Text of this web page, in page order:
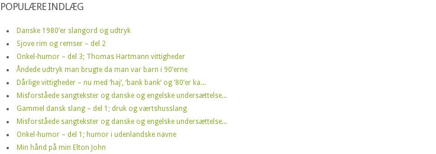
POPULÆRE INDLÆG
Danske 1980’er slangord og udtryk
Sjove rim og remser – del 2
Onkel-humor – del 3; Thomas Hartmann vittigheder
Åndede udtryk man brugte da man var barn i 90’erne
Dårlige vittigheder – nu med ‘haj’, ‘bank bank’ og ’80’er ka...
Misforståede sangtekster og danske og engelske undersættelse...
Gammel dansk slang – del 1; druk og værtshusslang
Misforståede sangtekster og danske og engelske undersættelse...
Onkel-humor – del 1; humor i udenlandske navne
Min hånd på min Elton John